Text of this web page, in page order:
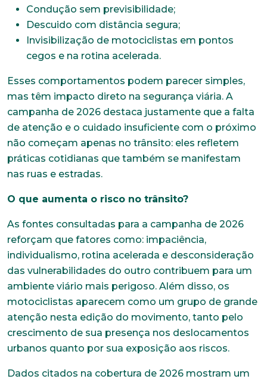
Condução sem previsibilidade;
Descuido com distância segura;
Invisibilização de motociclistas em pontos
cegos e na rotina acelerada.
Esses comportamentos podem parecer simples,
mas têm impacto direto na segurança viária. A
campanha de 2026 destaca justamente que a falta
de atenção e o cuidado insuficiente com o próximo
não começam apenas no trânsito: eles refletem
práticas cotidianas que também se manifestam
nas ruas e estradas.
O que aumenta o risco no trânsito?
As fontes consultadas para a campanha de 2026
reforçam que fatores como: impaciência,
individualismo, rotina acelerada e desconsideração
das vulnerabilidades do outro contribuem para um
ambiente viário mais perigoso. Além disso, os
motociclistas aparecem como um grupo de grande
atenção nesta edição do movimento, tanto pelo
crescimento de sua presença nos deslocamentos
urbanos quanto por sua exposição aos riscos.
Dados citados na cobertura de 2026 mostram um